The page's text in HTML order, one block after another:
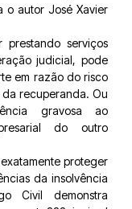
o autor José Xavier
serviços
judicial, pode
em razão do risco
recuperanda. Ou
gravosa ao
do outro
proteger
da insolvência
Civil demonstra